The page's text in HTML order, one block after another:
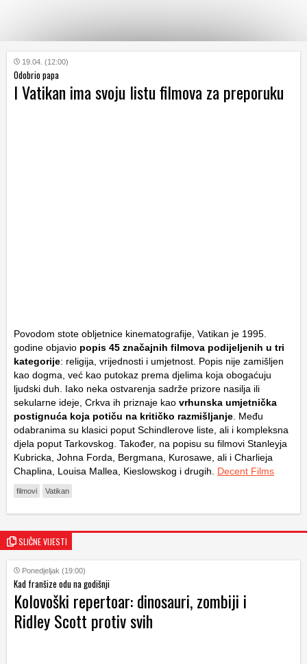
KATEGORIJE
HRVATSKI
19.04. (12:00)
Odobrio papa
I Vatikan ima svoju listu filmova za preporuku
Povodom stote obljetnice kinematografije, Vatikan je 1995.
godine objavio popis 45 značajnih filmova podijeljenih u tri
kategorije: religija, vrijednosti i umjetnost. Popis nije zamišljen
kao dogma, već kao putokaz prema djelima koja obogaćuju
ljudski duh. Iako neka ostvarenja sadrže prizore nasilja ili
sekularne ideje, Crkva ih priznaje kao vrhunska umjetnička
postignuća koja potiču na kritičko razmišljanje. Među
odabranima su klasici poput Schindlerove liste, ali i kompleksna
djela poput Tarkovskog. Također, na popisu su filmovi Stanleyja
Kubricka, Johna Forda, Bergmana, Kurosawe, ali i Charlieja
Chaplina, Louisa Mallea, Kieslowskog i drugih. Decent Films
filmovi Vatikan
SLIČNE VIJESTI
Ponedjeljak (19:00)
Kad franšize odu na godišnji
Kolovoški repertoar: dinosauri, zombiji i
Ridley Scott protiv svih